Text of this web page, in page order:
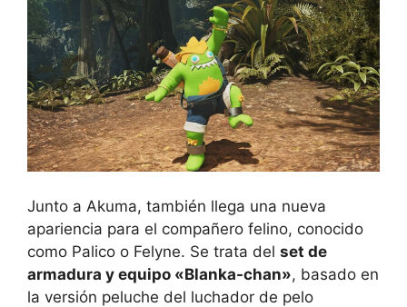
Junto a Akuma, también llega una nueva
apariencia para el compañero felino, conocido
como Palico o Felyne. Se trata del set de
armadura y equipo «Blanka-chan», basado en
la versión peluche del luchador de pelo